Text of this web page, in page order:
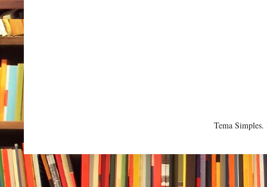
Tema